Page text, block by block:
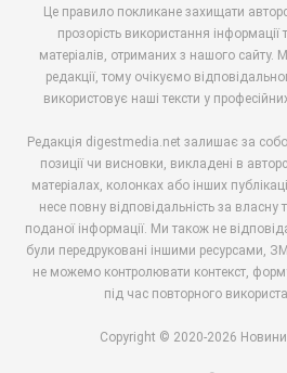
Це правило покликане захищати
прозорість використання
матеріалів, отриманих з нашого сайту.
редакції, тому очікуємо
використовує наші тексти у
Редакція digestmedia.net залишає за
позиції чи висновки, викладені в
матеріалах, колонках або інших
несе повну відповідальність за власну
поданої інформації. Ми також не
були передруковані іншими ресурсами,
не можемо контролювати контекст,
під час повторного
Copyright © 2020-2026 Новини